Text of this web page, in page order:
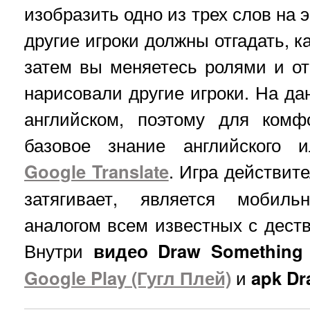
изобразить одно из трех слов
другие игроки должны отгадать,
затем вы меняетесь ролями и
нарисовали другие игроки. На
английском, поэтому для
базовое знание английского
Google Translate. Игра
затягивает, является
аналогом всем известных с
Внутри видео Draw
Google Play (Гугл Плей) и apk